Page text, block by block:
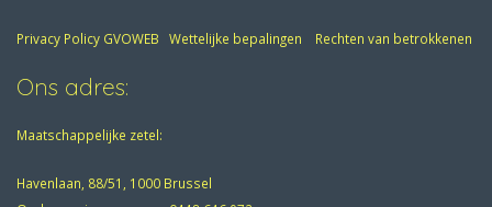
Privacy Policy GVOWEB Wettelijke bepalingen Rechten van betrokkenen
Ons adres:
Maatschappelijke zetel:
Havenlaan, 88/51, 1000 Brussel